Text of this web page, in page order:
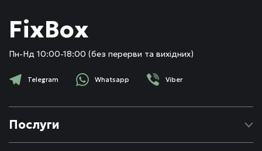
FixBox
Пн-Нд 10:00-18:00 (без перерви та вихідних)
Telegram Whatsapp Viber
Послуги